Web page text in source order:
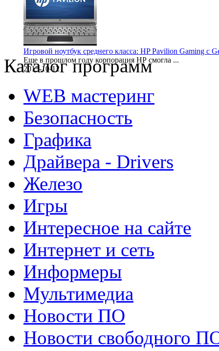
Игровой ноутбук среднего класса: HP Pavilion Gaming с
Еще в прошлом году корпорация НР смогла ...
2015-10-12
Каталог программ
WEB мастеринг
Безопасность
Графика
Драйвера - Drivers
Железо
Игры
Интересное на сайте
Интернет и сеть
Информеры
Мультимедиа
Новости ПО
Новости свободного